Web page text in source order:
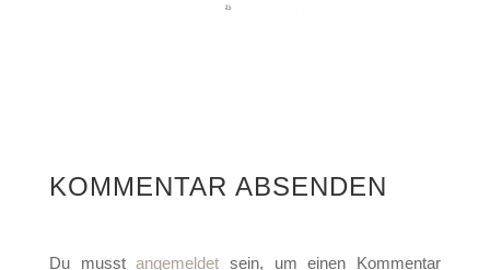
KOMMENTAR ABSENDEN
Du musstangemeldet sein, um einen Kommentar